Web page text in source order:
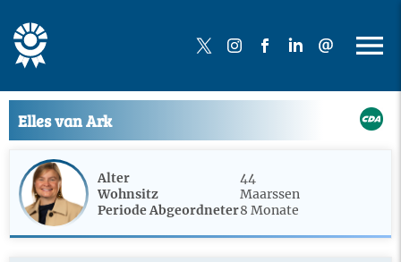
Elles van Ark
Alter
44
Wohnsitz
Maarssen
Periode Abgeordneter8 Monate